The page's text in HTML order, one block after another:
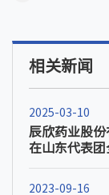
相关新闻
2025-03-10
辰欣药业股
在山东代表
2023-09-16